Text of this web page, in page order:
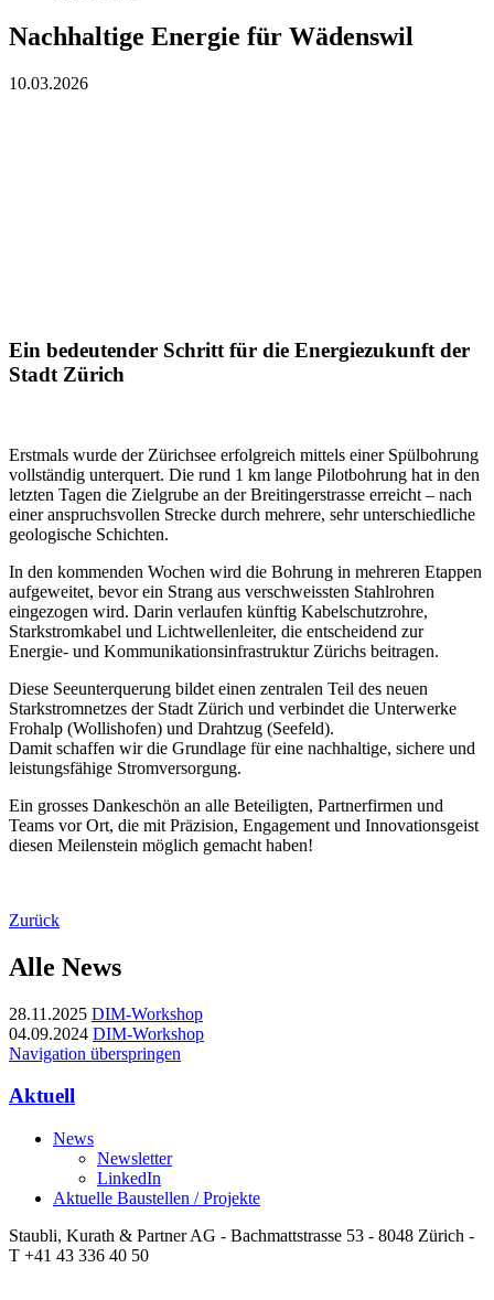
Nachhaltige Energie für Wädenswil
10.03.2026
Ein bedeutender Schritt für die Energiezukunft der
Stadt Zürich
Erstmals wurde der Zürichsee erfolgreich mittels einer Spülbohrung
vollständig unterquert. Die rund 1 km lange Pilotbohrung hat in den
letzten Tagen die Zielgrube an der Breitingerstrasse erreicht – nach
einer anspruchsvollen Strecke durch mehrere, sehr unterschiedliche
geologische Schichten.
In den kommenden Wochen wird die Bohrung in mehreren Etappen
aufgeweitet, bevor ein Strang aus verschweissten Stahlrohren
eingezogen wird. Darin verlaufen künftig Kabelschutzrohre,
Starkstromkabel und Lichtwellenleiter, die entscheidend zur
Energie- und Kommunikationsinfrastruktur Zürichs beitragen.
Diese Seeunterquerung bildet einen zentralen Teil des neuen
Starkstromnetzes der Stadt Zürich und verbindet die Unterwerke
Frohalp (Wollishofen) und Drahtzug (Seefeld).
Damit schaffen wir die Grundlage für eine nachhaltige, sichere und
leistungsfähige Stromversorgung.
Ein grosses Dankeschön an alle Beteiligten, Partnerfirmen und
Teams vor Ort, die mit Präzision, Engagement und Innovationsgeist
diesen Meilenstein möglich gemacht haben!
Zurück
Alle News
28.11.2025 DIM-Workshop
04.09.2024 DIM-Workshop
Navigation überspringen
Aktuell
News
Newsletter
LinkedIn
Aktuelle Baustellen / Projekte
Staubli, Kurath & Partner AG - Bachmattstrasse 53 - 8048 Zürich -
T +41 43 336 40 50